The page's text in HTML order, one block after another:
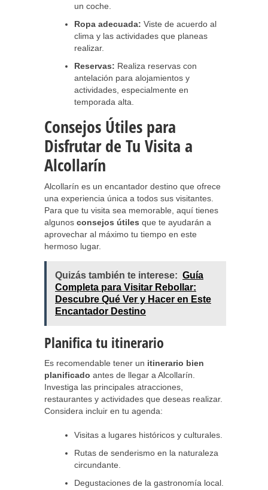
un coche.
Ropa adecuada: Viste de acuerdo al
clima y las actividades que planeas
realizar.
Reservas: Realiza reservas con
antelación para alojamientos y
actividades, especialmente en
temporada alta.
Consejos Útiles para
Disfrutar de Tu Visita a
Alcollarín
Alcollarín es un encantador destino que ofrece
una experiencia única a todos sus visitantes.
Para que tu visita sea memorable, aquí tienes
algunos consejos útiles que te ayudarán a
aprovechar al máximo tu tiempo en este
hermoso lugar.
Quizás también te interese: Guía
Completa para Visitar Rebollar:
Descubre Qué Ver y Hacer en Este
Encantador Destino
Planifica tu itinerario
Es recomendable tener un itinerario bien
planificado antes de llegar a Alcollarín.
Investiga las principales atracciones,
restaurantes y actividades que deseas realizar.
Considera incluir en tu agenda:
Visitas a lugares históricos y culturales.
Rutas de senderismo en la naturaleza
circundante.
Degustaciones de la gastronomía local.